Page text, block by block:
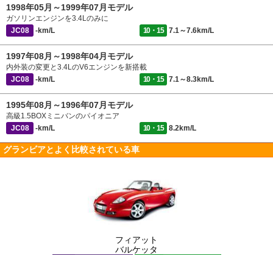
1998年05月～1999年07月モデル
ガソリンエンジンを3.4Lのみに
JC08
-km/L 10・15 7.1～7.6km/L
1997年08月～1998年04月モデル
内外装の変更と3.4LのV6エンジンを新搭載
JC08
-km/L 10・15 7.1～8.3km/L
1995年08月～1996年07月モデル
高級1.5BOXミニバンのパイオニア
JC08
-km/L 10・15 8.2km/L
グランビアとよく比較されている車
フィアット
バルケッタ